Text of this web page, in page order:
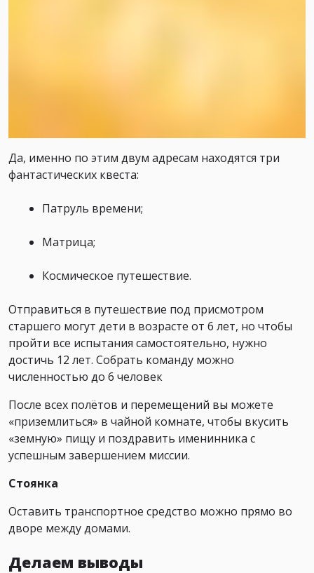
Да, именно по этим двум адресам находятся три
фантастических квеста:
Патруль времени;
Матрица;
Космическое путешествие.
Отправиться в путешествие под присмотром
старшего могут дети в возрасте от 6 лет, но чтобы
пройти все испытания самостоятельно, нужно
достичь 12 лет. Собрать команду можно
численностью до 6 человек
После всех полётов и перемещений вы можете
«приземлиться» в чайной комнате, чтобы вкусить
«земную» пищу и поздравить именинника с
успешным завершением миссии.
Стоянка
Оставить транспортное средство можно прямо во
дворе между домами.
Делаем выводы